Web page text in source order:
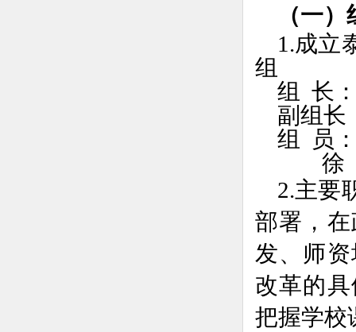
（一
1.成立
组
组 长
副组长
组 员
徐
2.主要
部署，
发、师
改革的
把握学校